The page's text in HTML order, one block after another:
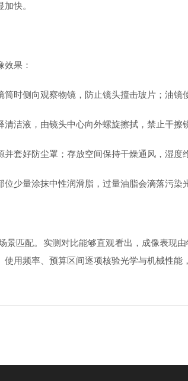
快。
果：
侧向观察物镜，防止镜头撞击玻片；油镜
液，由镜头中心向外螺旋擦拭，禁止干擦
好防尘罩；存放空间保持干燥通风，湿度
量涂抹中性润滑脂，过量油脂会滴落污染
配。实测对比能够直观看出，成像表现
用频率、预算区间逐项核验光学与机械性